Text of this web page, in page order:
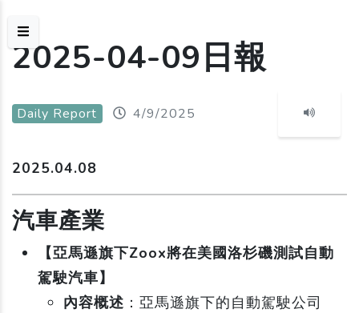
2025-04-09日報
Daily Report 4/9/2025
2025.04.08
汽車產業
【亞馬遜旗下Zoox將在美國洛杉磯測試自動
駕駛汽車】
內容概述 ：亞馬遜旗下的自動駕駛公司